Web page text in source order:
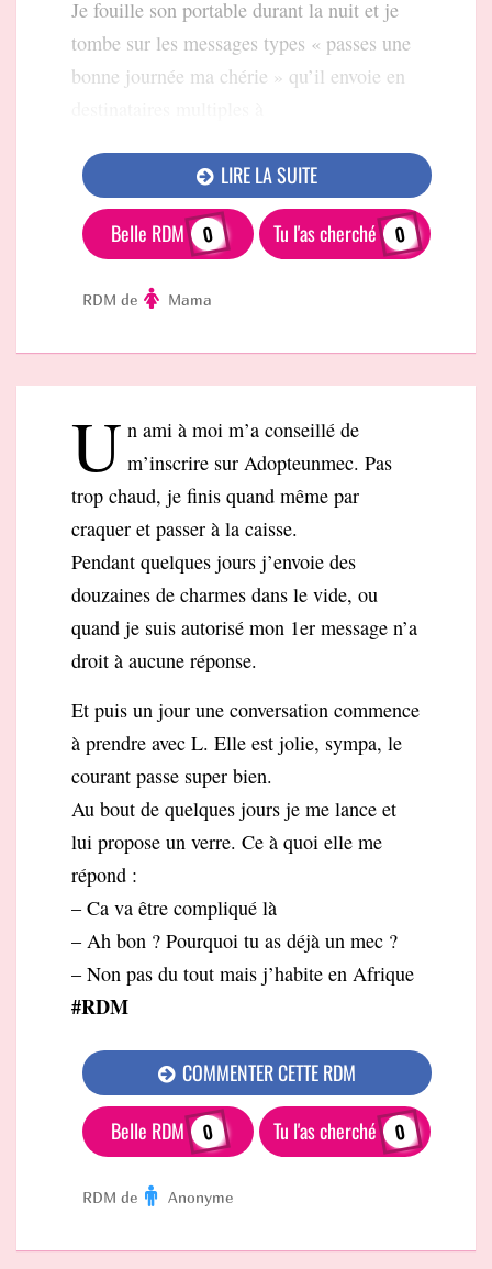
Je fouille son portable durant la nuit et je
tombe sur les messages types « passes une
bonne journée ma chérie » qu’il envoie en
LIRE LA SUITE
Belle RDM 0 Tu l'as cherché 0
RDM de Mama
U n ami à moi m’a conseillé de
m’inscrire sur Adopteunmec. Pas
trop chaud, je finis quand même par
craquer et passer à la caisse.
Pendant quelques jours j’envoie des
douzaines de charmes dans le vide, ou
quand je suis autorisé mon 1er message n’a
droit à aucune réponse.
Et puis un jour une conversation commence
à prendre avec L. Elle est jolie, sympa, le
courant passe super bien.
Au bout de quelques jours je me lance et
lui propose un verre. Ce à quoi elle me
répond :
– Ca va être compliqué là
– Ah bon ? Pourquoi tu as déjà un mec ?
– Non pas du tout mais j’habite en Afrique
#RDM
COMMENTER CETTE RDM
Belle RDM 0 Tu l'as cherché 0
RDM de Anonyme